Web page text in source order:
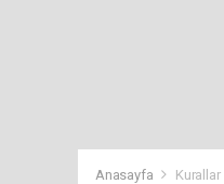
Anasayfa Kurallar